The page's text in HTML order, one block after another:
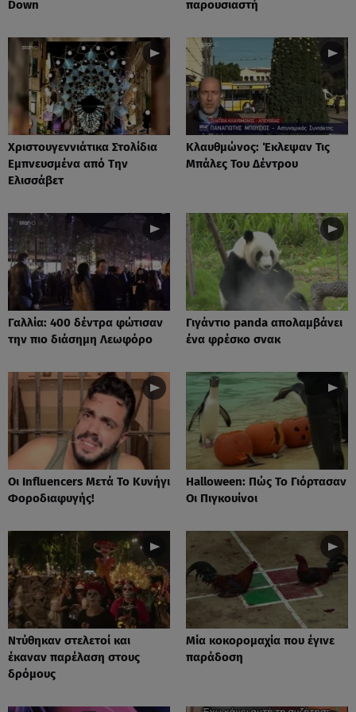
Down
παρουσιαστή
Xριστουγεννιάτικα Στολίδια
Εμπνευσμένα από Την
Ελισσάβετ
Κλαυθμώνος: Έκλεψαν Τις
Μπάλες Του Δέντρου
Γαλλία: 400 δέντρα φώτισαν
την πιο διάσημη Λεωφόρο
Γιγάντιο panda απολαμβάνει
ένα φρέσκο σνακ
Οι Influencers Μετά Το Κυνήγι
Φοροδιαφυγής!
Ηalloween: Πώς Το Γιόρτασαν
Οι Πιγκουίνοι
Nτύθηκαν στελετοί και
έκαναν παρέλαση στους
δρόμους
Mία κοκορομαχία που έγινε
παράδοση